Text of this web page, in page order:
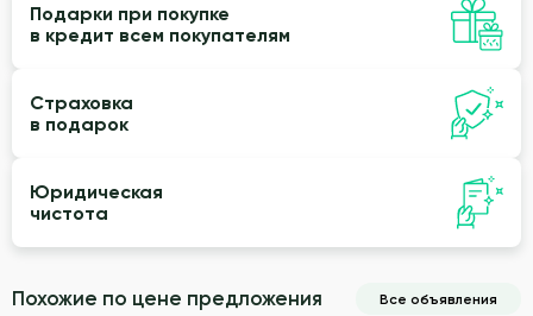
Подарки при покупке
в кредит всем покупателям
Страховка
в подарок
Юридическая
чистота
Похожие по цене предложения Все объявления